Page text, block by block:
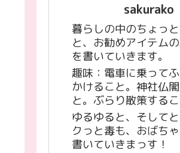
sakurako
暮らしの中のちょっ
と、お勧めアイテム
を書いていきます。
趣味：電車に乗って
かけること。神社仏
と。ぶらり散策するこ
ゆるゆると、そして
クっと毒も、おばち
書いていきまっす！